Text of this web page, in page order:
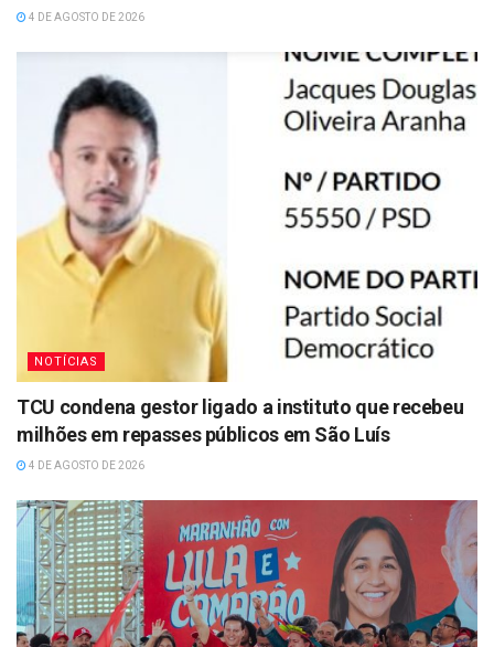
4 DE AGOSTO DE 2026
NOTÍCIAS
TCU condena gestor ligado a instituto que recebeu
milhões em repasses públicos em São Luís
4 DE AGOSTO DE 2026